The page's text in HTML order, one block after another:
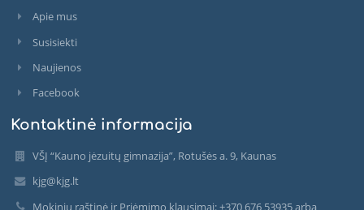
Apie mus
Susisiekti
Naujienos
Facebook
Kontaktinė informacija
VŠĮ “Kauno jėzuitų gimnazija”, Rotušės a. 9, Kaunas
kjg@kjg.lt
Mokinių raštinė ir Priėmimo klausimai: +370 676 53935 arba